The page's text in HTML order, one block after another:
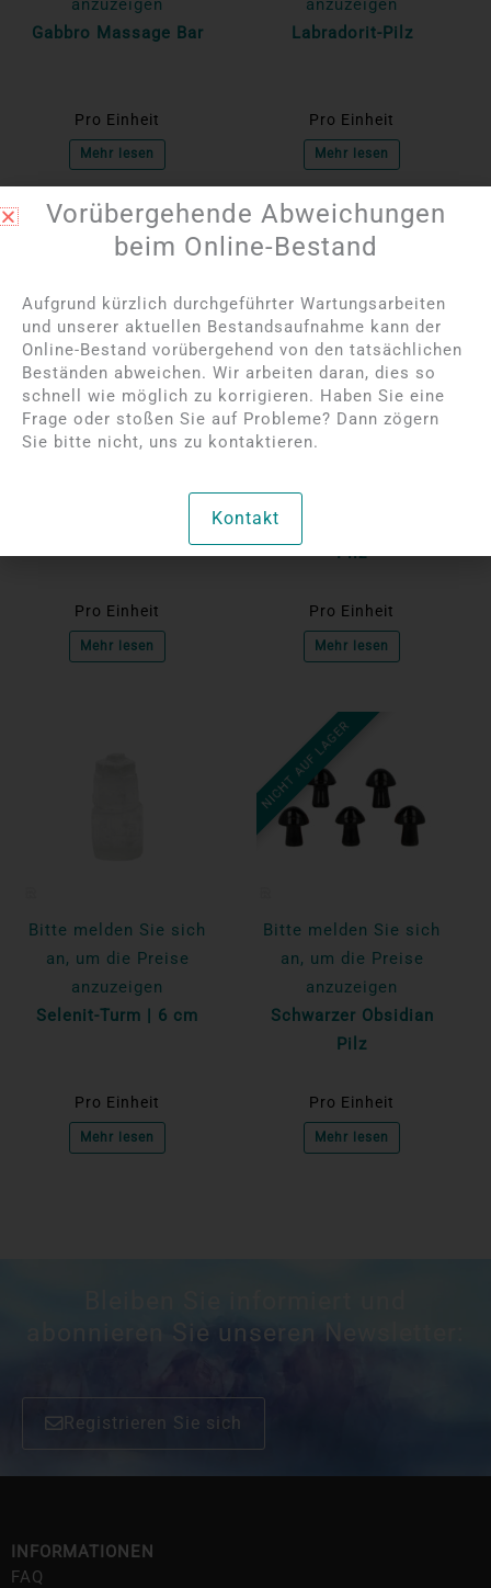
Gabbro Massage Bar
Pro Einheit
Mehr lesen
Labradorit-Pilz
Pro Einheit
Mehr lesen
NICHT AUF LAGER
Bitte melden Sie sich
Pro Einheit
Mehr lesen
NICHT AUF LAGER
Bitte melden Sie sich
Mahagoni Obsidian
Pilz
Pro Einheit
Mehr lesen
Bitte melden Sie sich
an, um die Preise
anzuzeigen
Selenit-Turm | 6 cm
Pro Einheit
Mehr lesen
NICHT AUF LAGER
Bitte melden Sie sich
an, um die Preise
anzuzeigen
Schwarzer Obsidian
Pilz
Pro Einheit
Mehr lesen
abonnieren Sie unseren Newsletter:
Registrieren Sie sich
INFORMATIONEN
FAQ
Vorübergehende Abweichungen
beim Online-Bestand
Aufgrund kürzlich durchgeführter Wartungsarbeiten
und unserer aktuellen Bestandsaufnahme kann der
Online-Bestand vorübergehend von den tatsächlichen
Beständen abweichen. Wir arbeiten daran, dies so
schnell wie möglich zu korrigieren. Haben Sie eine
Frage oder stoßen Sie auf Probleme? Dann zögern
Sie bitte nicht, uns zu kontaktieren.
Kontakt